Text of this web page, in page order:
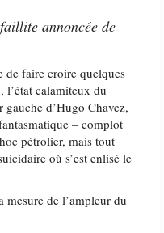
annoncée de
de faire croire quelques
l’état calamiteux du
d’Hugo Chavez,
– complot
pétrolier, mais tout
où s’est enlisé le
de l’ampleur du